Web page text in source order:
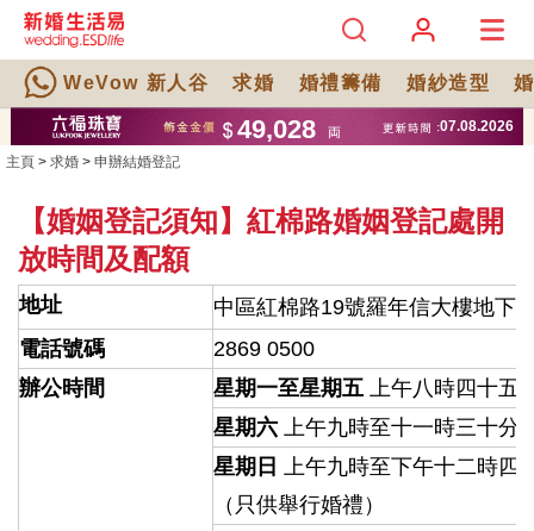
WeVow 新人谷 求婚 婚禮籌備 婚紗造型
主頁 > 求婚 > 申辦結婚登記
【婚姻登記須知】紅棉路婚姻登記處開
放時間及配額
地址
中區紅棉路19號羅年信大樓地下
電話號碼
2869 0500
辦公時間
星期一至星期五 上午八時四十五
星期六 上午九時至十一時三十分
星期日 上午九時至下午十二時四
（只供舉行婚禮）